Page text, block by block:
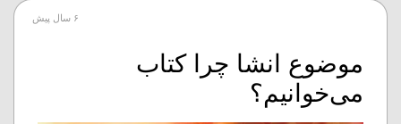
۶ سال پیش
موضوع انشا چرا کتاب
می‌خوانیم؟